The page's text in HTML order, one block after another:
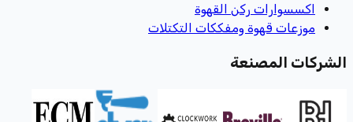
اكسسوارات ركن القهوة
موزعات قهوة ومفككات التكتلات
الشركات المصنعة